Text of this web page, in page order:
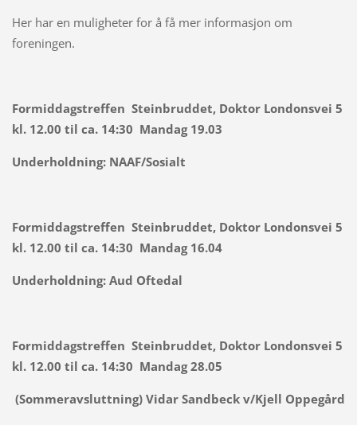
Her har en muligheter for å få mer informasjon om
foreningen.
Formiddagstreffen Steinbruddet, Doktor Londonsvei 5
kl. 12.00 til ca. 14:30 Mandag 19.03
Underholdning:NAAF/Sosialt
Formiddagstreffen Steinbruddet, Doktor Londonsvei 5
kl. 12.00 til ca. 14:30 Mandag 16.04
Underholdning:Aud Oftedal
Formiddagstreffen Steinbruddet, Doktor Londonsvei 5
kl. 12.00 til ca. 14:30 Mandag 28.05
(Sommeravsluttning) Vidar Sandbeck v/Kjell Oppegård